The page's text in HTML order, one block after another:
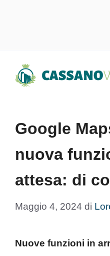
Google
nuova
attesa: di
Maggio 4, 2024 di
Nuove funzioni in